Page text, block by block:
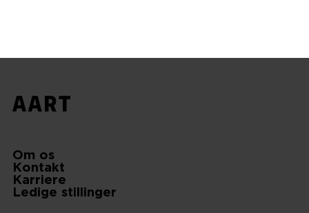
Om os
Kontakt
Karriere
Ledige stillinger